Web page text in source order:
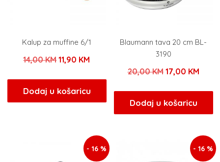
Kalup za muffine 6/1
14,00KMIzvorna
bila
je:
11,90 KM
je:
11,90 KM.
Dodaj u košaricu
Blaumann tava 20 cm BL-
3190
20,00KM Izvorna
bila
je:
17,00 KM
Dodaj u košaricu
- 16 % - 16 %